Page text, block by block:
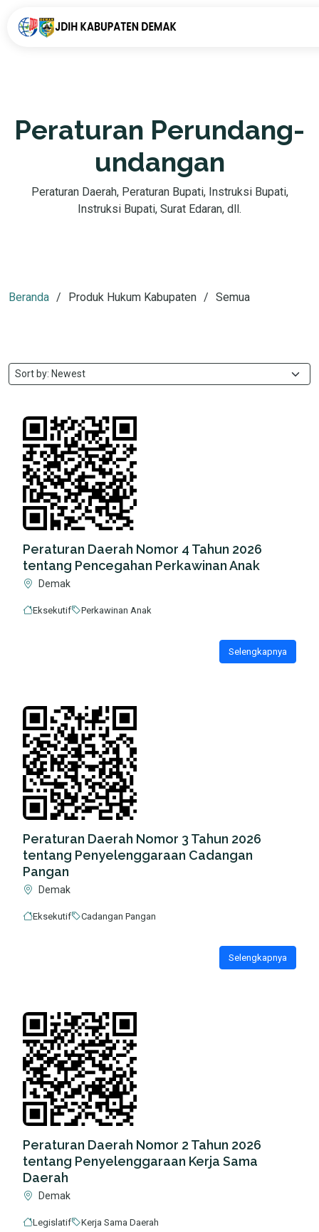
Peraturan Perundang-
undangan
Peraturan Daerah, Peraturan Bupati, Instruksi Bupati,
Instruksi Bupati, Surat Edaran, dll.
Beranda Produk Hukum Kabupaten Semua
Peraturan Daerah Nomor 4 Tahun 2026
tentang Pencegahan Perkawinan Anak
Demak
Eksekutif Perkawinan Anak
Selengkapnya
Peraturan Daerah Nomor 3 Tahun 2026
tentang Penyelenggaraan Cadangan
Pangan
Demak
Eksekutif Cadangan Pangan
Selengkapnya
Peraturan Daerah Nomor 2 Tahun 2026
tentang Penyelenggaraan Kerja Sama
Daerah
Demak
Legislatif Kerja Sama Daerah